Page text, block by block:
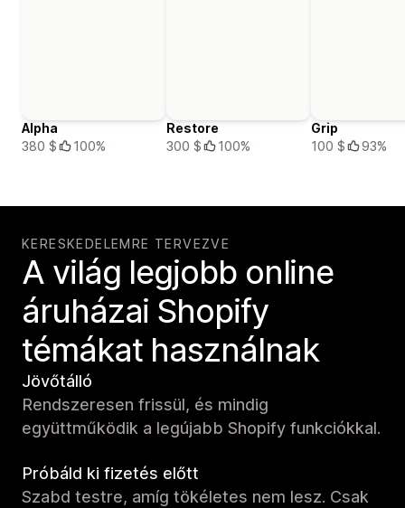
Alpha
380 $
100%
Restore
300 $
100%
Grip
100 $
93%
KERESKEDELEMRE TERVEZVE
A világ legjobb online
áruházai Shopify
témákat használnak
Jövőtálló
Rendszeresen frissül, és mindig
együttműködik a legújabb Shopify funkciókkal.
Próbáld ki fizetés előtt
Szabd testre, amíg tökéletes nem lesz. Csak